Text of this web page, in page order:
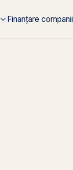
Finanțare companii